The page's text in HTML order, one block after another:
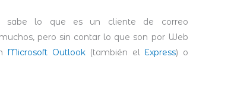
sabe lo que es un cliente de correo
pero sin contar lo que son por Web
Microsoft Outlook(también el Express) o